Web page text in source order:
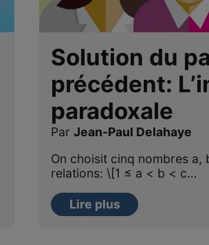
Solution du
précédent:
paradoxale
ParJean-Paul Delahaye
On choisit cinq nombres a,
relations: \[1 ≤ a < b < c…
Lire plus